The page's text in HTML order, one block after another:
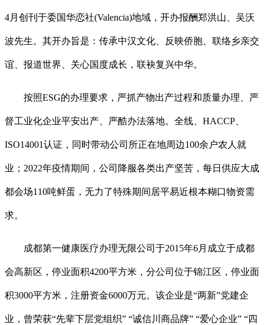
4月创刊于委国华恋社(Valencia)地域，开办报酬郑洪山、吴沃
波先生。其开办旨是：传承中汉文化、反映侨胞、联络乡亲交
谊、报道世界、关心国度成长，联袂复兴中华。
按照ESG的办理要求，严抓产物出产过程和质量办理、严
督工业化企业平安出产、严酷办法落地。全线、HACCP、
ISO14001认证，同时带动公司所正在地周边100余户农人就
业；2022年疫情期间，公司降服各类出产坚苦，每日供应大成
都会场110吨鲜蛋，无力了特殊期间居平易近根本糊口物资需
求。
成都第一健康医疗办理无限公司于2015年6月成立于成都
会高新区，停业面积4200平方米，分公司位于锦江区，停业面
积3000平方米，注册资金6000万元。该企业是“两新”党建企
业，曾荣获“先辈下层党组织” “诚信川商品牌” “爱心企业” “四